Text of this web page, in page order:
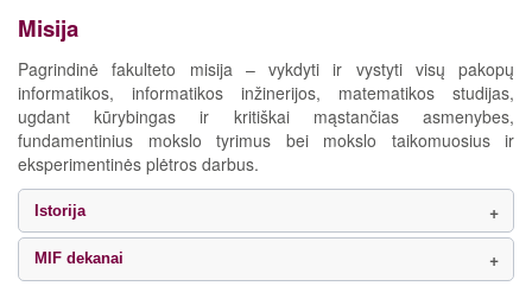
Misija
Pagrindinė fakulteto misija – vykdyti ir vystyti visų pakopų
informatikos, informatikos inžinerijos, matematikos studijas,
ugdant kūrybingas ir kritiškai mąstančias asmenybes,
fundamentinius mokslo tyrimus bei mokslo taikomuosius ir
eksperimentinės plėtros darbus.
Istorija
MIF dekanai